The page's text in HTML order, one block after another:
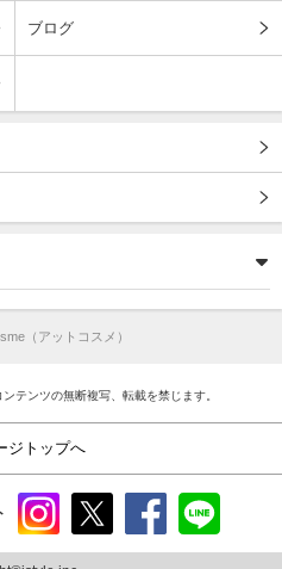
ブログ
（アットコスメ）
テンツの無断複写、転載を禁じます。
ジトップへ